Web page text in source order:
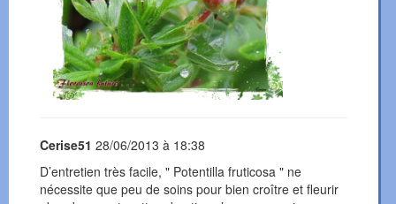
Cerise51 28/06/2013 à 18:38
D’entretien très facile, " Potentilla fruticosa " ne
nécessite que peu de soins pour bien croître et fleurir